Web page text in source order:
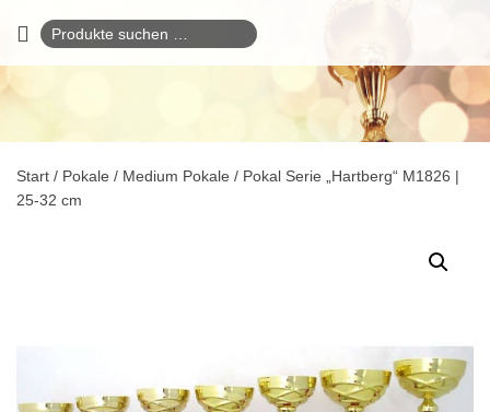
Suchen
nach:
Start / Pokale / Medium Pokale / Pokal Serie „Hartberg“ M1826 |
25-32 cm